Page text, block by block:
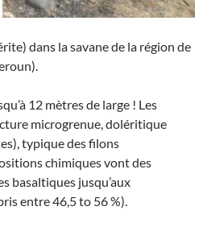
dans la savane de la région de
12 mètres de large ! Les
microgrenue, doléritique
typique des filons
chimiques vont des
basaltiques jusqu’aux
entre 46,5 to 56 %).
volcaniques à Hama Koussou,